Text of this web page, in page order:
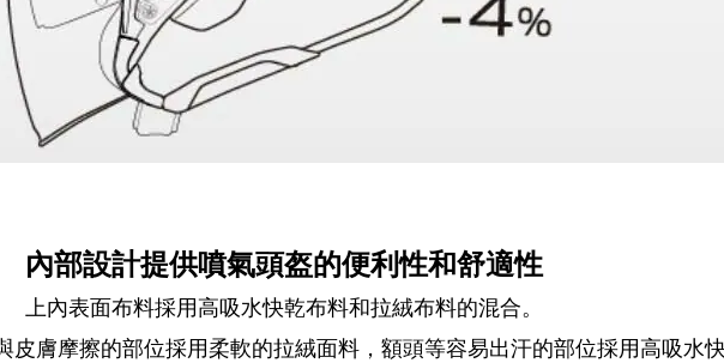
內部設計提供噴氣頭盔的便利性和舒適性
上內表面布料採用高吸水快乾布料和拉絨布料的混合。
皮膚摩擦的部位採用柔軟的拉絨面料，額頭等容易出汗的部位採用高吸水快